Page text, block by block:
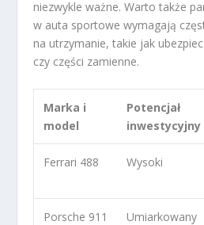
niezwykle ważne. Warto także
w auta sportowe wymagają
na utrzymanie, takie jak
czy części zamienne.
Marka i
model
Potencjał
inwestycyjny
Ferrari 488 Wysoki
Porsche 911
Umiarkowany